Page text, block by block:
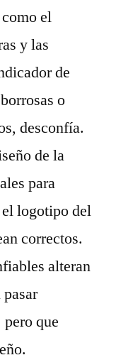
el
y las
de
o
desconfía.
de la
para
el logotipo del
correctos.
alteran
que